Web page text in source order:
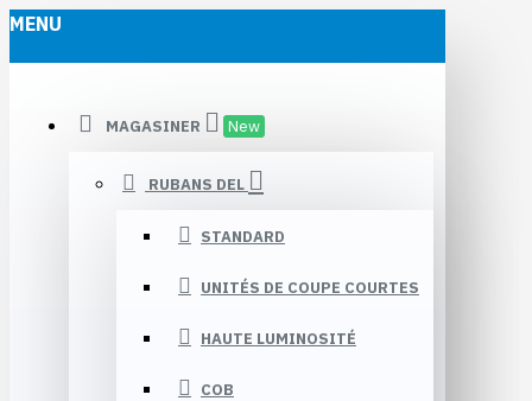
MENU
MAGASINER New
RUBANS DEL
STANDARD
UNITÉS DE COUPE COURTES
HAUTE LUMINOSITÉ
COB